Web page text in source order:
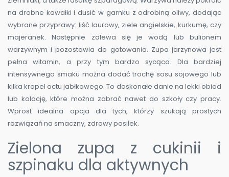
na drobne kawałki i dusić w garnku z odrobiną oliwy, dodając
wybrane przyprawy: liść laurowy, ziele angielskie, kurkumę, czy
majeranek. Następnie zalewa się je wodą lub bulionem
warzywnym i pozostawia do gotowania. Zupa jarzynowa jest
pełna witamin, a przy tym bardzo sycąca. Dla bardziej
intensywnego smaku można dodać trochę sosu sojowego lub
kilka kropel octu jabłkowego. To doskonałe danie na lekki obiad
lub kolację, które można zabrać nawet do szkoły czy pracy.
Wprost idealna opcja dla tych, którzy szukają prostych
rozwiązań na smaczny, zdrowy posiłek.
Zielona zupa z cukinii i
szpinaku dla aktywnych